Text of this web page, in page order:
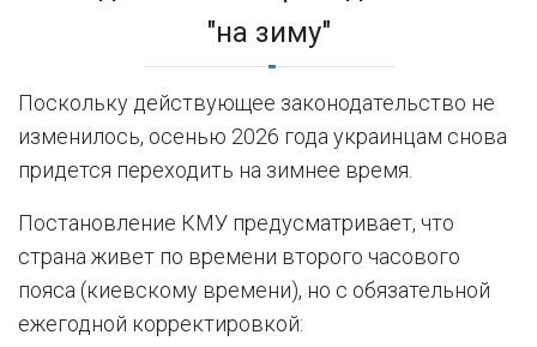
"на зиму"
Поскольку действующее законодательство не
изменилось, осенью 2026 года украинцам снова
придется переходить на зимнее время.
Постановление КМУ предусматривает, что
страна живет по времени второго часового
пояса (киевскому времени), но с обязательной
ежегодной корректировкой: